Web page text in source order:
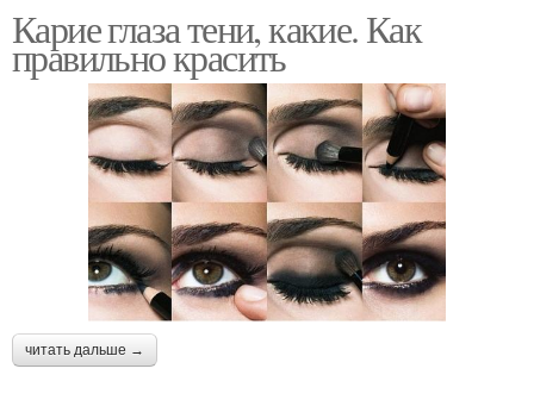
Карие глаза тени, какие. Как
правильно красить
читать дальше →